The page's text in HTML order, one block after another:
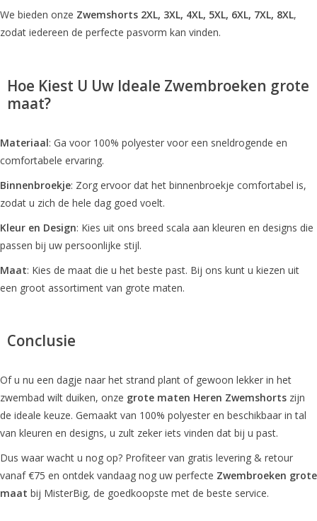
We bieden onze Zwemshorts 2XL, 3XL, 4XL, 5XL, 6XL, 7XL, 8XL,
zodat iedereen de perfecte pasvorm kan vinden.
Hoe Kiest U Uw Ideale Zwembroeken grote
maat?
Materiaal: Ga voor 100% polyester voor een sneldrogende en
comfortabele ervaring.
Binnenbroekje: Zorg ervoor dat het binnenbroekje comfortabel is,
zodat u zich de hele dag goed voelt.
Kleur en Design: Kies uit ons breed scala aan kleuren en designs die
passen bij uw persoonlijke stijl.
Maat: Kies de maat die u het beste past. Bij ons kunt u kiezen uit
een groot assortiment van grote maten.
Conclusie
Of u nu een dagje naar het strand plant of gewoon lekker in het
zwembad wilt duiken, onze grote maten Heren Zwemshorts zijn
de ideale keuze. Gemaakt van 100% polyester en beschikbaar in tal
van kleuren en designs, u zult zeker iets vinden dat bij u past.
Dus waar wacht u nog op? Profiteer van gratis levering & retour
vanaf €75 en ontdek vandaag nog uw perfecte Zwembroeken grote
maat bij MisterBig, de goedkoopste met de beste service.